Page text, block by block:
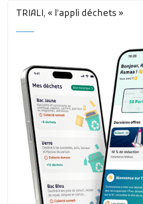
TRIALI, « l’appli déchets »